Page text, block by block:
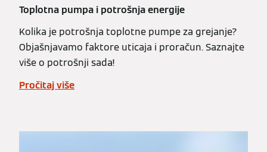
Toplotna pumpa i potrošnja energije
Kolika je potrošnja toplotne pumpe za grejanje?
Objašnjavamo faktore uticaja i proračun. Saznajte
više o potrošnji sada!
Pročitaj više